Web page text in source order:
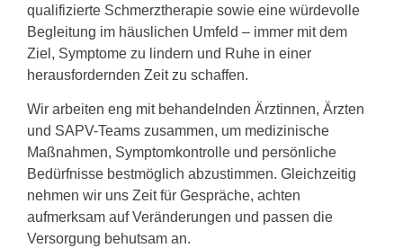
qualifizierte Schmerztherapie sowie eine würdevolle
Begleitung im häuslichen Umfeld – immer mit dem
Ziel, Symptome zu lindern und Ruhe in einer
herausfordernden Zeit zu schaffen.
Wir arbeiten eng mit behandelnden Ärztinnen, Ärzten
und SAPV-Teams zusammen, um medizinische
Maßnahmen, Symptomkontrolle und persönliche
Bedürfnisse bestmöglich abzustimmen. Gleichzeitig
nehmen wir uns Zeit für Gespräche, achten
aufmerksam auf Veränderungen und passen die
Versorgung behutsam an.